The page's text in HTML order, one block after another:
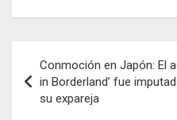
de
entradas
Conmoción en Japón: El
in Borderland’ fue
su expareja